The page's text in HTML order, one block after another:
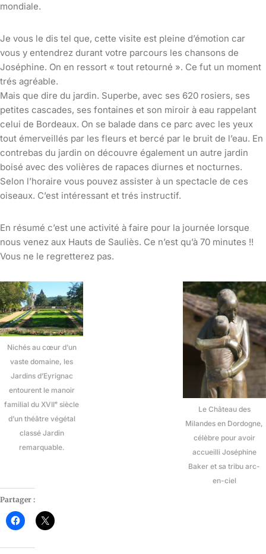
mondiale.
Je vous le dis tel que, cette visite est pleine d’émotion car
vous y entendrez durant votre parcours les chansons de
Joséphine. On en ressort « tout retourné ». Ce fut un moment
trés agréable.
Mais que dire du jardin. Superbe, avec ses 620 rosiers, ses
petites cascades, ses fontaines et son miroir à eau rappelant
celui de Bordeaux. On se balade dans ce parc avec les yeux
tout émerveillés par les fleurs et bercé par le bruit de l’eau. En
contrebas du jardin on découvre également un autre jardin
boisé avec des volières de rapaces diurnes et nocturnes.
Selon l’horaire vous pouvez assister à un spectacle de ces
oiseaux. C’est intéressant et trés instructif.
En résumé c’est une activité à faire pour la journée lorsque
nous venez aux Hauts de Sauliès. Ce n’est qu’à 70 minutes !!
Vous ne le regretterez pas.
Nichés au cœur d’un
vaste domaine, les
Jardins d’Eyrignac
entourent le manoir
familial du XVIIᵉ siècle
d’un théâtre végétal
classé Jardin
remarquable.
Le Château des
Milandes en Dordogne,
célèbre pour avoir
accueilli Joséphine
Baker et sa tribu arc-
en-ciel
Partager :